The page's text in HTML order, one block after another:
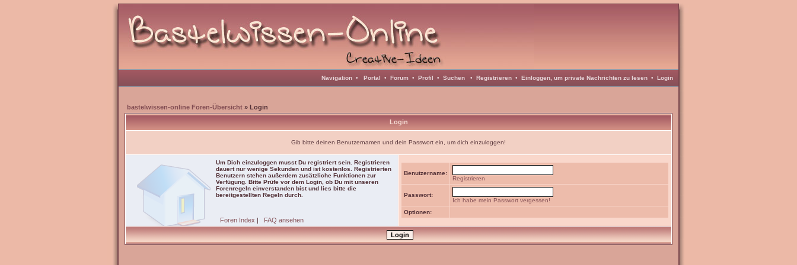
Navigation • Portal • Forum • Profil • Suchen • Registrieren • Einloggen, um private Nachrichten zu lesen • Login
bastelwissen-online Foren-Übersicht » Login
Login
Gib bitte deinen Benutzernamen und dein Passwort ein, um dich einzuloggen!
Um Dich einzuloggen musst Du registriert sein. Registrieren
dauert nur wenige Sekunden und ist kostenlos. Registrierten
Benutzern stehen außerdem zusätzliche Funktionen zur
Verfügung. Bitte Prüfe vor dem Login, ob Du mit unseren
Forenregeln einverstanden bist und lies bitte die
bereitgestellten Regeln durch.
Foren Index | FAQ ansehen
Benutzername:
Registrieren
Passwort:
Ich habe mein Passwort vergessen!
Optionen: